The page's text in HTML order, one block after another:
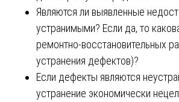
Являются ли выявленные
устранимыми? Если да, то
ремонтно-восстановительных
устранения дефектов)?
Если дефекты являются
устранение экономически